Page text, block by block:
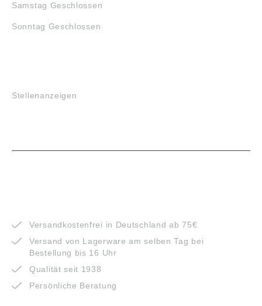
Samstag Geschlossen
Sonntag Geschlossen
Stellenanzeigen
Versandkostenfrei in Deutschland ab 75€
Versand von Lagerware am selben Tag bei
Bestellung bis 16 Uhr
Qualität seit 1938
Persönliche Beratung